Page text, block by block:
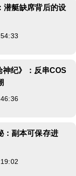
潜艇缺席背后的设
纪》：反串COS
：副本可保存进